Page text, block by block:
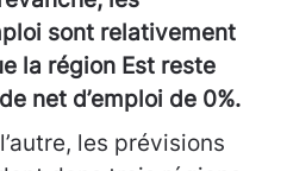
sont relativement
la région Est reste
net d’emploi de 0%.
les prévisions